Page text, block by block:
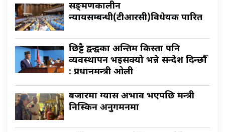
सङ्क्रमणकालीन
न्यायसम्बन्धी(टीआरसी)विधेयक पारित
छिट्टै द्वन्द्वका अन्तिम किस्ता पनि
व्यवस्थापन भइसक्यो भन्ने सन्देश दिन्छौँ
: प्रधानमन्त्री ओली
बजारमा ग्यास अभाव भएपछि मन्त्री
निस्किन अनुगमनमा